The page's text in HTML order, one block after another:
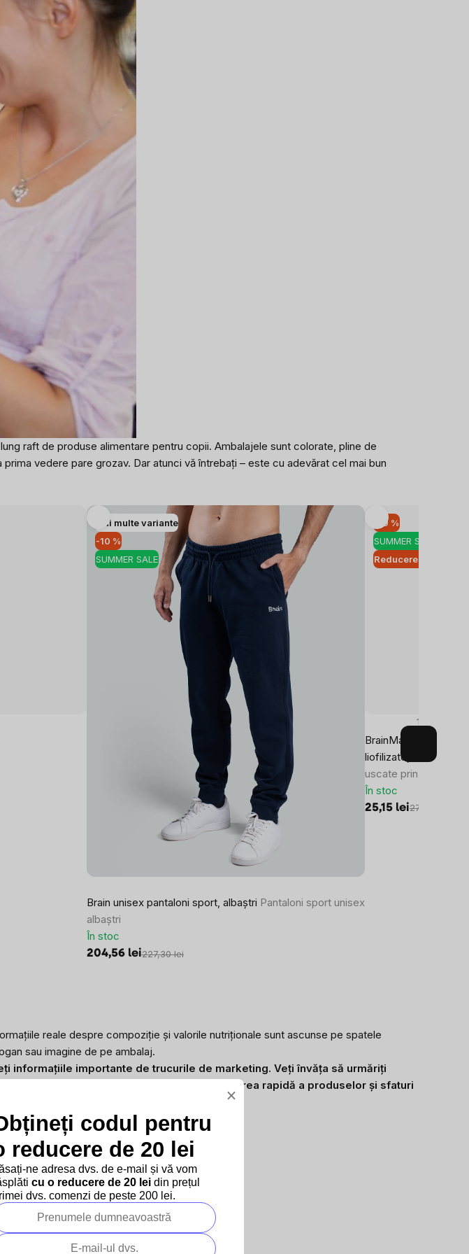
raft de produse alimentare pentru copii. Ambalajele sunt colorate, pline de
vedere pare grozav. Dar atunci vă întrebați – este cu adevărat cel mai bun
SUMMER SALE
-10 %
Mai multe variante
Brain unisex pantaloni sport, albaștri Pantaloni sport unisex
albaștri
În stoc
204,56 lei227,30 lei
SUMMER SALE
Reducere de
-10 %
BrainMax Pure®
liofilizate, căpșuni
uscate prin liofilizare
19x
În stoc
25,15 lei27,95 lei
reale despre compoziție și valorile nutriționale sunt ascunse pe spatele
sau imagine de pe ambalaj.
informațiile importante de trucurile de marketing. Veți învăța să urmăriți
un sistem simplu pentru verificarea rapidă a produselor și sfaturi
×
codul pentru
reducere de 20 lei
ne adresa dvs. de e-mail și vă vom
cu o reducere de 20 lei din prețul
dvs. comenzi de peste 200 lei.